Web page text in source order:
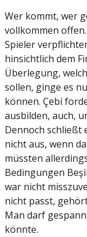
Wer kommt, wer
vollkommen
Spieler
hinsichtlich dem
Überlegung,
sollen, ginge es
können. Çebi
ausbilden, auch,
Dennoch schließt
nicht aus, wenn
müssten
Bedingungen
war nicht
nicht passt,
Man darf
könnte.